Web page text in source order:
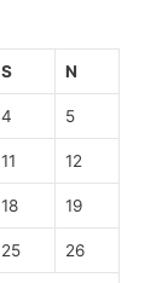
S N
4 5
11 12
18 19
25 26